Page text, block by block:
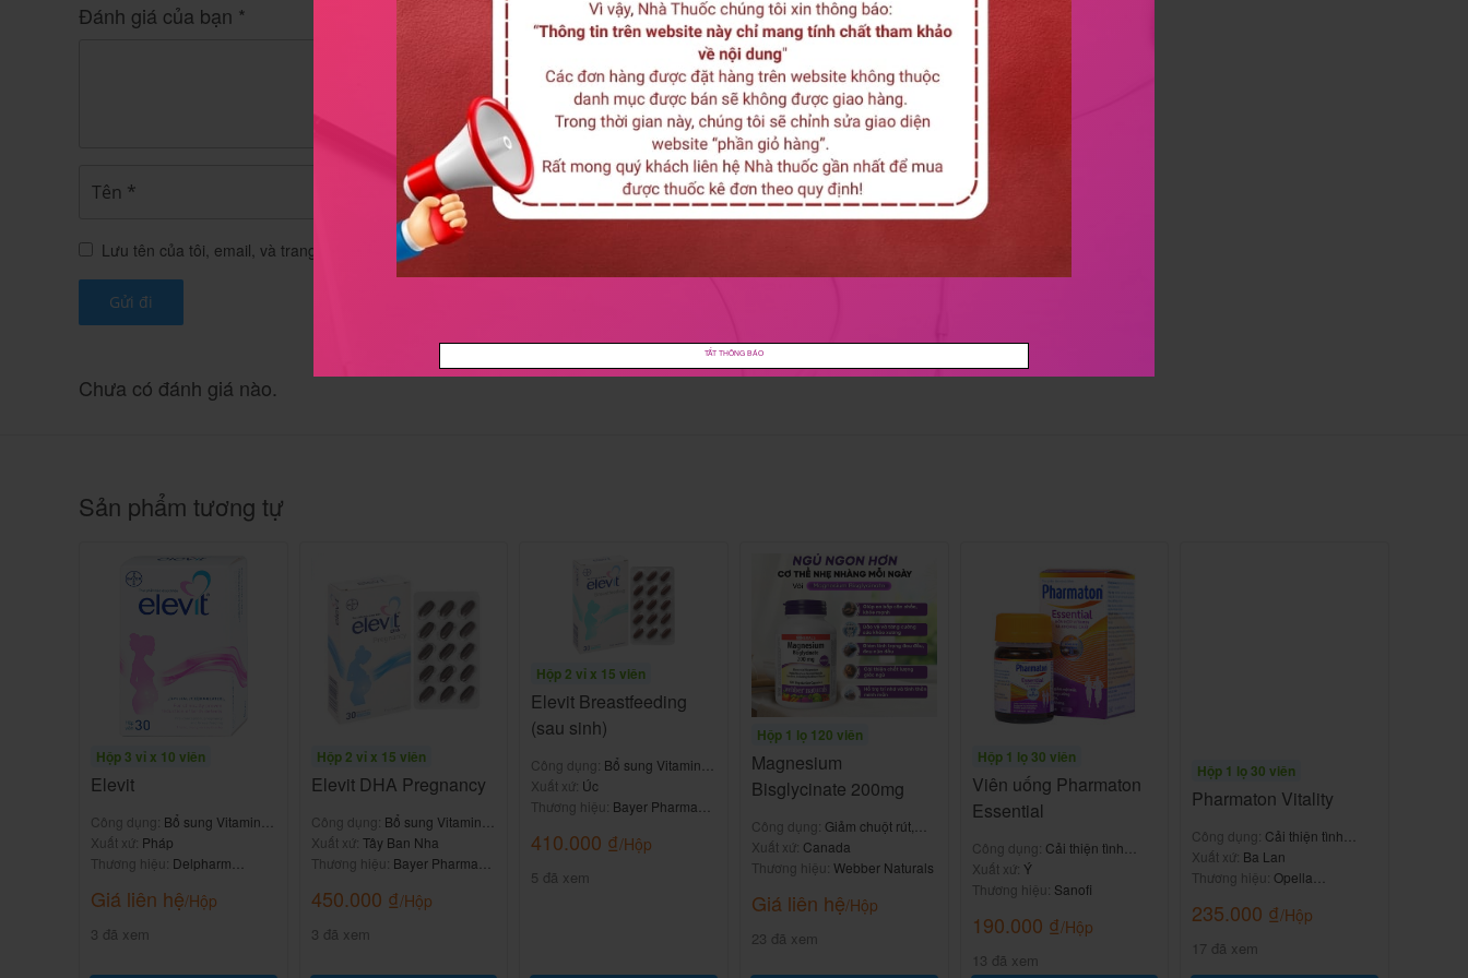
TẮT THÔNG BÁO
-Mẫn cảm với bất kỳ thành phần nào của thuốc.
-Người bị nhiễm độc do dùng quá liều Vitamin D.
-Suy thận.
-Đang dùng chế phẩm chứa Vitamin D.
-Phenylketon niệu.
Lái xe và vận hành máy móc
-Thuốc không gây ảnh hưởng.
Tác dụng không mong muốn khi dùng thuốc Duchat
Fuxicure 400mg
Fuxicure 400mg là thuốc gì? -Thuốc theo đơn, chỉ định chống viêm, giảm...
-Chưa có báo cáo nào.
Nên dùng thuốc Duchat như thế nào và liều lượng?
Tuân thủ chặt chẽ theo đơn thuốc của bác sĩ điều trị hoặc nhân viên y tế.
Liều dùng tham khảo theo hướng dẫn sử dụng của nhà sản xuất.
Đánh giá của bạn *
Lưu tên của tôi, email, và trang web trong trình duyệt này cho lần bình luận kế tiếp của tôi.
Chưa có đánh giá nào.
Sản phẩm tương tự
Hộp 3 vỉ x 10 viên
Elevit
Công dụng: Bổ sung Vitamin &
khoáng chất
Xuất xứ: Pháp
Thương hiệu: Delpharm
Giá liên hệ/Hộp
3 đã xem
Hộp 2 vỉ x 15 viên
Elevit DHA Pregnancy
Công dụng: Bổ sung Vitamin &
khoáng chất
Xuất xứ: Tây Ban Nha
Thương hiệu: Bayer Pharma
450.000 ₫/Hộp
3 đã xem
Hộp 2 vỉ x 15 viên
Elevit Breastfeeding
(sau sinh)
Công dụng: Bổ sung Vitamin &
khoáng chất
Xuất xứ: Úc
Thương hiệu: Bayer Pharma
410.000 ₫/Hộp
5 đã xem
Hộp 1 lọ 120 viên
Magnesium
Bisglycinate 200mg
Công dụng: Giảm chuột rút,
tăng cường sức khỏe thần kinh
Xuất xứ: Canada
Thương hiệu: Webber Naturals
Giá liên hệ/Hộp
23 đã xem
Hộp 1 lọ 30 viên
Viên uống Pharmaton
Essential
Công dụng: Cải thiện tình
trạng mệt mỏi, căng thẳng
Xuất xứ: Ý
Thương hiệu: Sanofi
190.000 ₫/Hộp
13 đã xem
Hộp 1 lọ 30 viên
Pharmaton Vitality
Công dụng: Cải thiện tình
trạng mệt mỏi, căng thẳng
Xuất xứ: Ba Lan
Thương hiệu: Opella
235.000 ₫/Hộp
17 đã xem